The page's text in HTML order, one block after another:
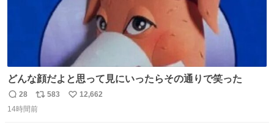
どんな顔だよと思って見にいったらその通りで笑った
返
信
28
リ
ポ
583
い
12,662
14時間前